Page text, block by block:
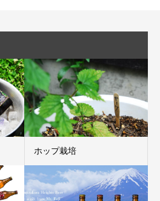
ホップ栽培